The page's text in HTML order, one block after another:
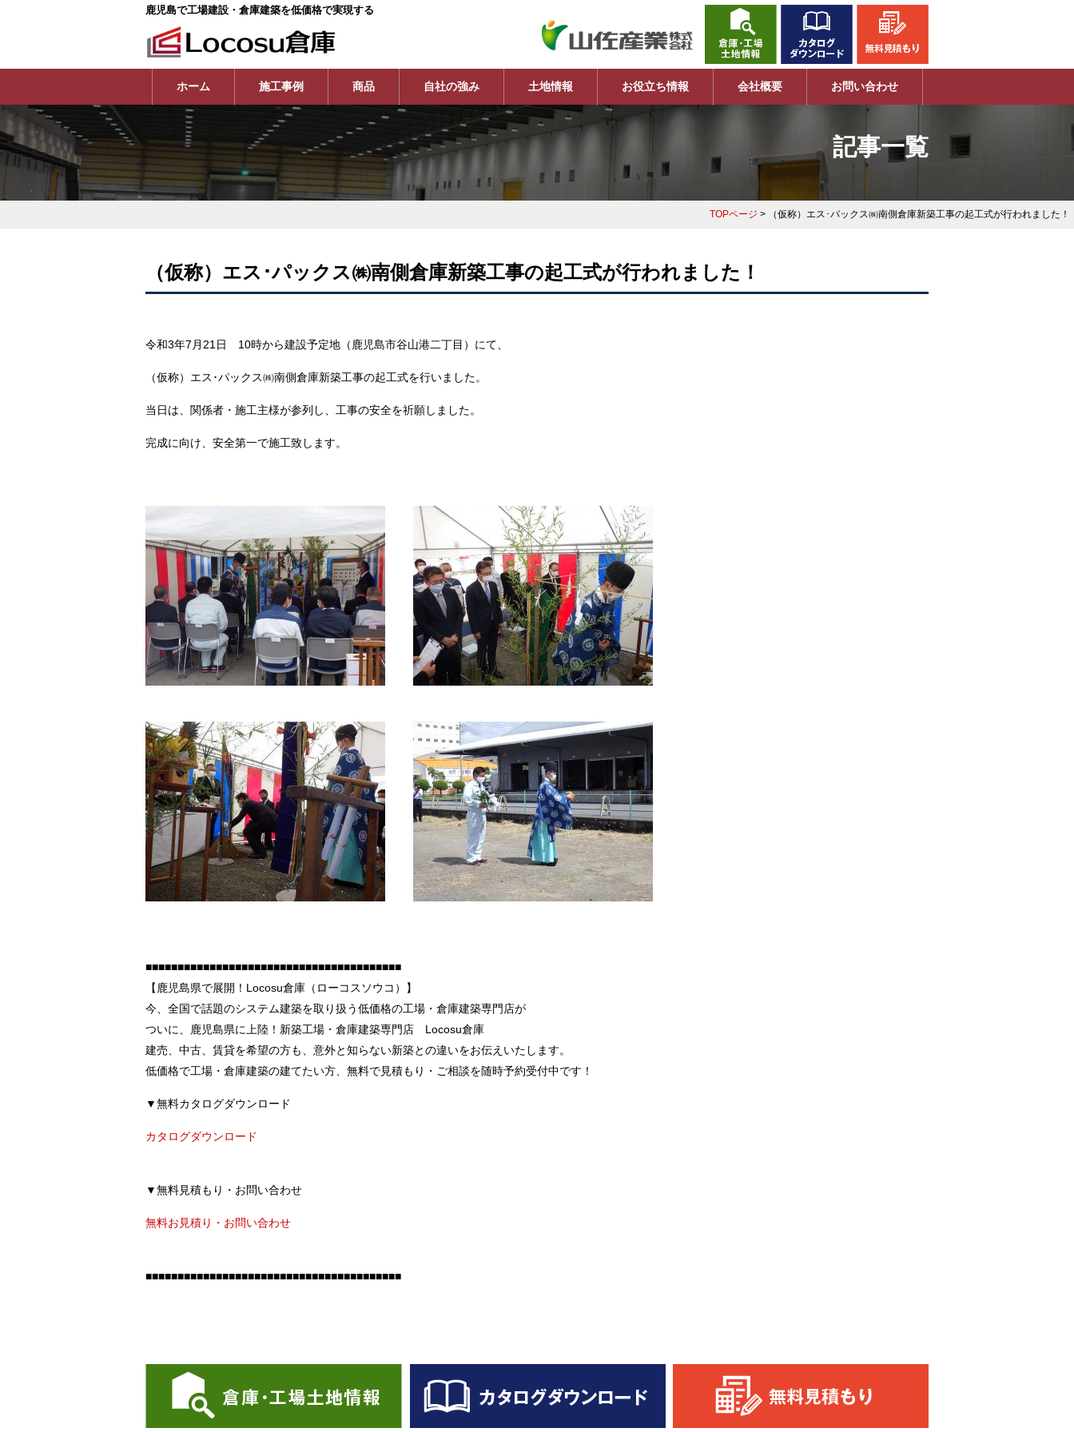
鹿児島で工場建設・倉庫建築を低価格で実現する
ホーム 施工事例 商品 自社の強み 土地情報 お役立ち情報 会社概要 お問い合わせ
記事一覧
TOPページ > （仮称）エス･パックス㈱南側倉庫新築工事の起工式が行われました！
（仮称）エス･パックス㈱南側倉庫新築工事の起工式が行われました！
令和3年7月21日 10時から建設予定地（鹿児島市谷山港二丁目）にて、
（仮称）エス･パックス㈱南側倉庫新築工事の起工式を行いました。
当日は、関係者・施工主様が参列し、工事の安全を祈願しました。
完成に向け、安全第一で施工致します。
■■■■■■■■■■■■■■■■■■■■■■■■■■■■■■■■■■■■■■■■
【鹿児島県で展開！Locosu倉庫（ローコスソウコ）】
今、全国で話題のシステム建築を取り扱う低価格の工場・倉庫建築専門店が
ついに、鹿児島県に上陸！新築工場・倉庫建築専門店 Locosu倉庫
建売、中古、賃貸を希望の方も、意外と知らない新築との違いをお伝えいたします。
低価格で工場・倉庫建築の建てたい方、無料で見積もり・ご相談を随時予約受付中です！
▼無料カタログダウンロード
カタログダウンロード
▼無料見積もり・お問い合わせ
無料お見積り・お問い合わせ
■■■■■■■■■■■■■■■■■■■■■■■■■■■■■■■■■■■■■■■■